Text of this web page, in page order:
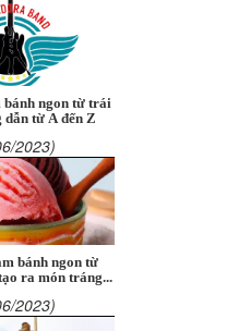
bánh ngon từ trái
dẫn từ A đến Z
2023)
bánh ngon từ
ra món tráng...
2023)